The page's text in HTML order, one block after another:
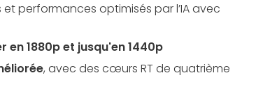
performances optimisés par l’IA avec
en 1880p et jusqu'en 1440p
, avec des cœurs RT de quatrième